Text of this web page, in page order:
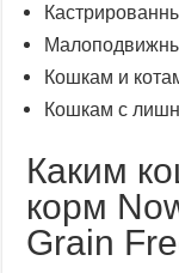
Кошкам и
Кошкам с
Каким
корм
Grain